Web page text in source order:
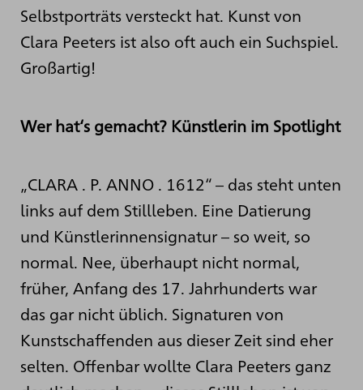
Selbstporträts versteckt hat. Kunst von
Clara Peeters ist also oft auch ein Suchspiel.
Großartig!
Wer hat‘s gemacht? Künstlerin im Spotlight
„CLARA . P. ANNO . 1612“ – das steht unten
links auf dem Stillleben. Eine Datierung
und Künstlerinnensignatur – so weit, so
normal. Nee, überhaupt nicht normal,
früher, Anfang des 17. Jahrhunderts war
das gar nicht üblich. Signaturen von
Kunstschaffenden aus dieser Zeit sind eher
selten. Offenbar wollte Clara Peeters ganz